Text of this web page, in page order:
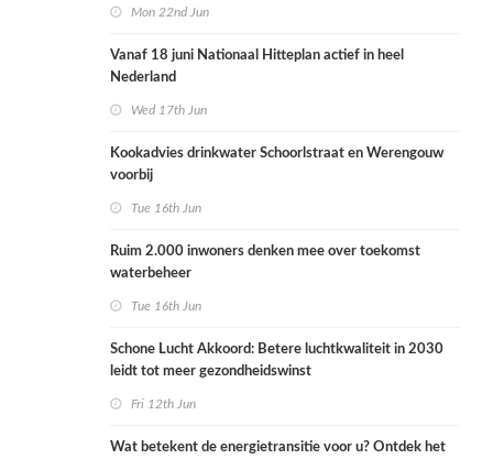
Mon 22nd Jun
Vanaf 18 juni Nationaal Hitteplan actief in heel
Nederland
Wed 17th Jun
Kookadvies drinkwater Schoorlstraat en Werengouw
voorbij
Tue 16th Jun
Ruim 2.000 inwoners denken mee over toekomst
waterbeheer
Tue 16th Jun
Schone Lucht Akkoord: Betere luchtkwaliteit in 2030
leidt tot meer gezondheidswinst
Fri 12th Jun
Wat betekent de energietransitie voor u? Ontdek het